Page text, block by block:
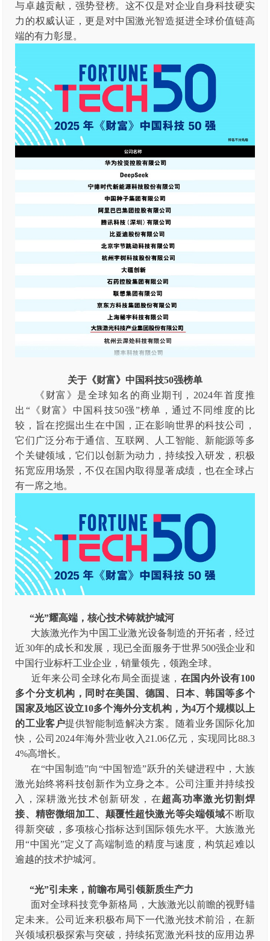
与卓越贡献，强势登榜。这不仅是对企业自身科技硬实
力的权威认证，更是对中国激光智造挺进全球价值链高
端的有力彰显。
关于《财富》中国科技50强榜单
《财富》是全球知名的商业期刊，2024年首度推
出“《财富》中国科技50强”榜单，通过不同维度的比
较，旨在挖掘出生在中国，正在影响世界的科技公司，
它们广泛分布于通信、互联网、人工智能、新能源等多
个关键领域，它们以创新为动力，持续投入研发，积极
拓宽应用场景，不仅在国内取得显著成绩，也在全球占
有一席之地。
“光”耀高端，核心技术铸就护城河
大族激光作为中国工业激光设备制造的开拓者，经过
近30年的成长和发展，现已全面服务于世界500强企业和
中国行业标杆工业企业，销量领先，领跑全球。
近年来公司全球化布局全面提速， 在国内外设有100
多个分支机构，同时在美国、德国、日本、韩国等多个
国家及地区设立10多个海外分支机构，为4万个规模以上
的工业客户提供智能制造解决方案。随着业务国际化加
快，公司2024年海外营业收入21.06亿元，实现同比88.3
4%高增长。
在“中国制造”向“中国智造”跃升的关键进程中，大族
激光始终将科技创新作为立身之本。公司注重并持续投
入，深耕激光技术创新研发，在超高功率激光切割焊
接、精密微细加工、颠覆性超快激光等尖端领域不断取
得新突破，多项核心指标达到国际领先水平。大族激光
用“中国光”定义了高端制造的精度与速度，构筑起难以
逾越的技术护城河。
“光”引未来，前瞻布局引领新质生产力
面对全球科技竞争新格局，大族激光以前瞻的视野锚
定未来。公司近来积极布局下一代激光技术前沿，在新
兴领域积极探索与突破，持续拓宽激光科技的应用边界